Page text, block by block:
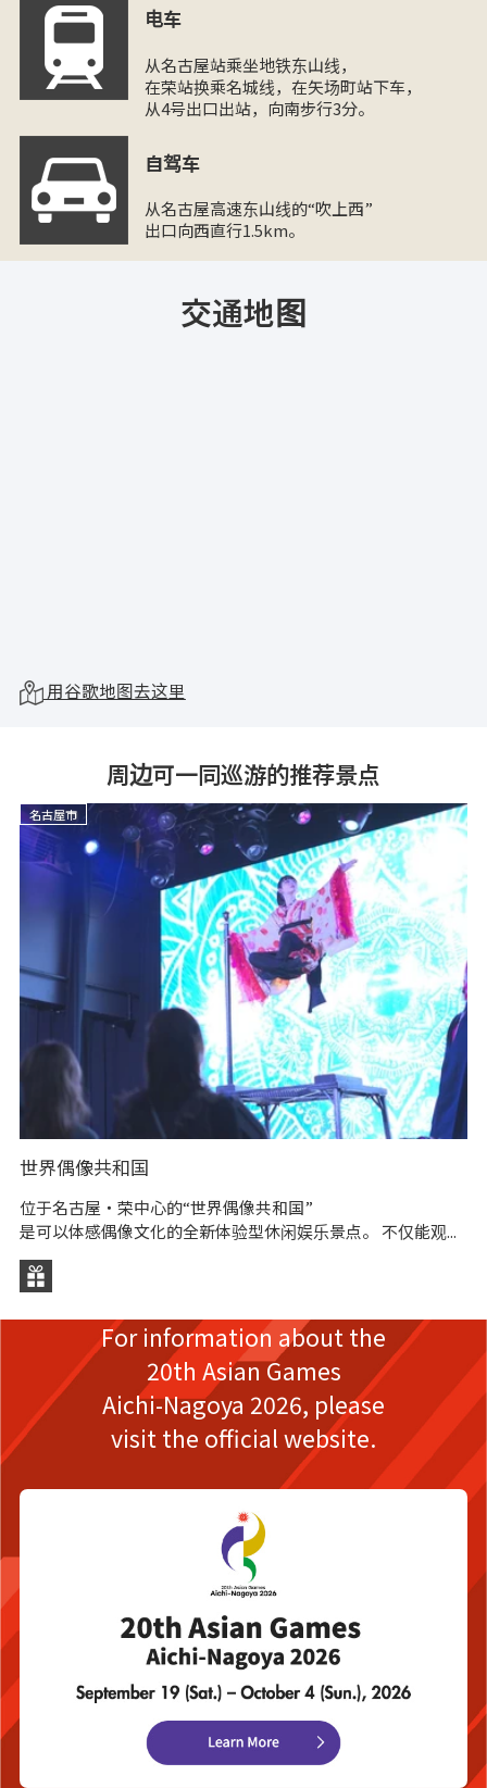
电车
从名古屋站乘坐地铁东山线，
在荣站换乘名城线，在矢场町站下车，
从4号出口出站，向南步行3分。
自驾车
从名古屋高速东山线的“吹上西”
出口向西直行1.5km。
交通地图
用谷歌地图去这里
周边可一同巡游的推荐景点
名古屋市
世界偶像共和国
位于名古屋・荣中心的“世界偶像共和国”
是可以体感偶像文化的全新体验型休闲娱乐景点。 不仅能观...
For information about the
20th Asian Games
Aichi-Nagoya 2026, please
visit the official website.